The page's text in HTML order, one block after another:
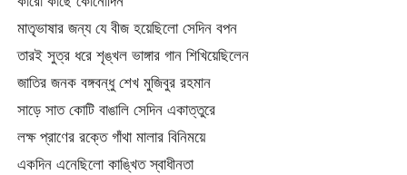
মাতৃভাষার জন্য যে বীজ হয়েছিলো সেদিন বপন
তারই সুত্র ধরে শৃঙ্খল ভাঙ্গার গান শিখিয়েছিলেন
জাতির জনক বঙ্গবন্ধু শেখ মুজিবুর রহমান
সাড়ে সাত কোটি বাঙালি সেদিন একাত্তুরে
লক্ষ প্রাণের রক্তে গাঁথা মালার বিনিময়ে
একদিন এনেছিলো কাঙ্খিত স্বাধীনতা